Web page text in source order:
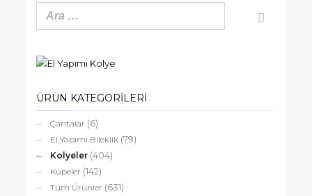
adet
ÜRÜN KATEGORİLERİ
Çantalar (6)
El Yapımı Bileklik (79)
Kolyeler (404)
Küpeler (142)
Tüm Ürünler (631)